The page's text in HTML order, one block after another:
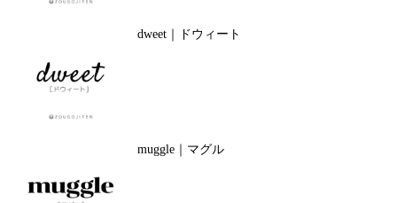
dweet｜ドウィート
muggle｜マグル